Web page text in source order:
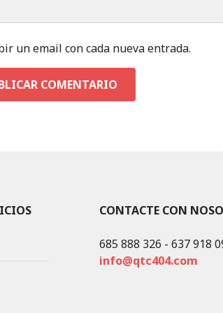
un email con cada nueva entrada.
CONTACTE CON
685 888 326 - 637 918
info@qtc404.com